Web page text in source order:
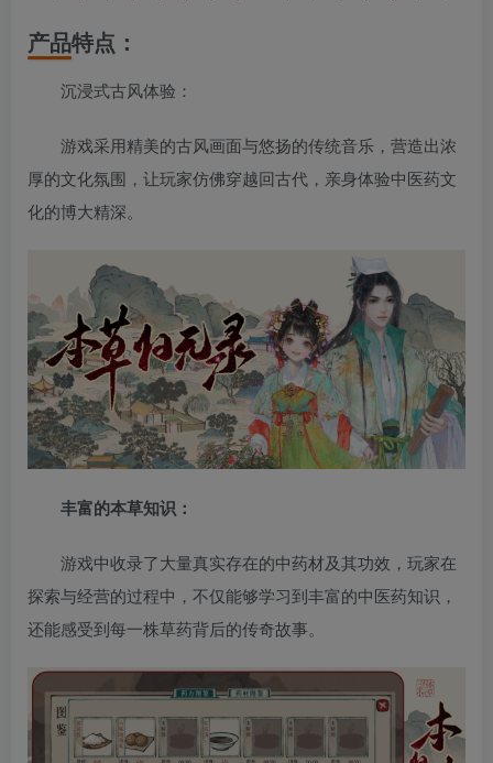
产品特点：
沉浸式古风体验：
游戏采用精美的古风画面与悠扬的传统音乐，营造出浓
厚的文化氛围，让玩家仿佛穿越回古代，亲身体验中医药文
化的博大精深。
丰富的本草知识：
游戏中收录了大量真实存在的中药材及其功效，玩家在
探索与经营的过程中，不仅能够学习到丰富的中医药知识，
还能感受到每一株草药背后的传奇故事。